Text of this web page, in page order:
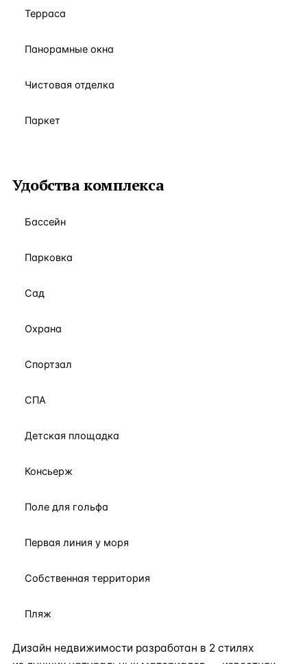
Терраса
Панорамные окна
Чистовая отделка
Паркет
Удобства комплекса
Бассейн
Парковка
Сад
Охрана
Спортзал
СПА
Детская площадка
Консьерж
Поле для гольфа
Первая линия у моря
Собственная территория
Пляж
Дизайн недвижимости разработан в 2 стилях